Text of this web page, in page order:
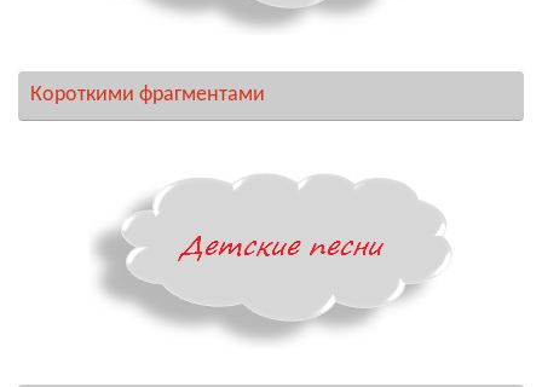
Короткими фрагментами